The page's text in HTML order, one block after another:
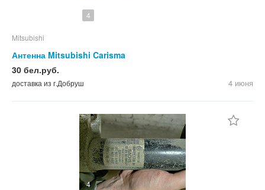
4
Mitsubishi
Антенна Mitsubishi Carisma
30 бел.руб.
доставка из г.Добруш 4 июня
4